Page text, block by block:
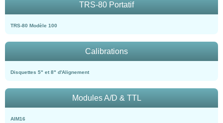
TRS-80 Portatif
TRS-80 Modèle 100
Calibrations
Disquettes 5" et 8" d'Alignement
Modules A/D & TTL
AIM16